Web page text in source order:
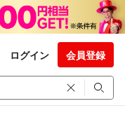
ログイン 会員登録